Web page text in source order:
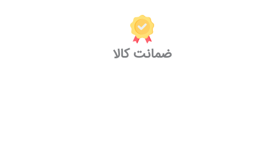
ضمانت کالا